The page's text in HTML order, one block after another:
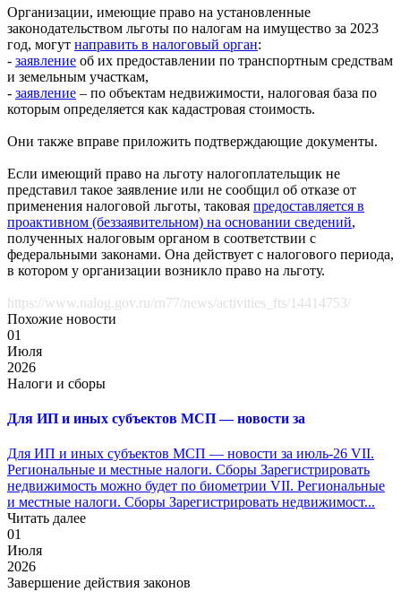
Организации, имеющие право на установленные
законодательством льготы по налогам на имущество за 2023
год, могут направить в налоговый орган:
- заявление об их предоставлении по транспортным средствам
и земельным участкам,
- заявление – по объектам недвижимости, налоговая база по
которым определяется как кадастровая стоимость.
Они также вправе приложить подтверждающие документы.
Если имеющий право на льготу налогоплательщик не
представил такое заявление или не сообщил об отказе от
применения налоговой льготы, таковая предоставляется в
проактивном (беззаявительном) на основании сведений,
полученных налоговым органом в соответствии с
федеральными законами. Она действует с налогового периода,
в котором у организации возникло право на льготу.
https://www.nalog.gov.ru/rn77/news/activities_fts/14414753/
Похожие новости
01
Июля
2026
Налоги и сборы
Для ИП и иных субъектов МСП — новости за
Для ИП и иных субъектов МСП — новости за июль-26 VII.
Региональные и местные налоги. Сборы Зарегистрировать
недвижимость можно будет по биометрии VII. Региональные
и местные налоги. Сборы Зарегистрировать недвижимост...
Читать далее
01
Июля
2026
Завершение действия законов